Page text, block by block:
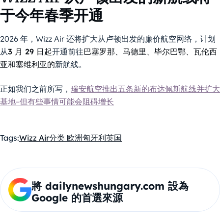
于今年春季开通
2026 年，Wizz Air 还将扩大从卢顿出发的廉价航空网络，计划
从3 月 29 日起开通前往巴塞罗那、马德里、毕尔巴鄂、瓦伦西
亚和塞维利亚的新航线。
正如我们之前所写， 瑞安航空推出五条新的布达佩斯航线并扩大
基地–但有些事情可能会阻碍增长
Tags:Wizz Air分类 欧洲匈牙利英国
將 dailynewshungary.com 設為
Google 的首選來源